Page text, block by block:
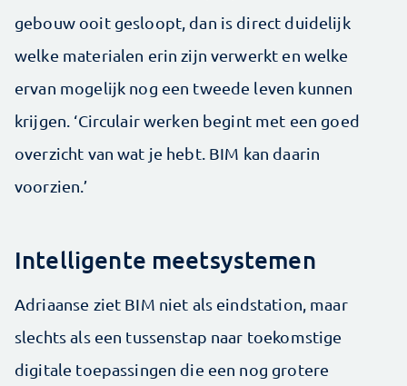
gebouw ooit gesloopt, dan is direct duidelijk
welke materialen erin zijn verwerkt en welke
ervan mogelijk nog een tweede leven kunnen
krijgen. ‘Circulair werken begint met een goed
overzicht van wat je hebt. BIM kan daarin
voorzien.’
Intelligente meetsystemen
Adriaanse ziet BIM niet als eindstation, maar
slechts als een tussenstap naar toekomstige
digitale toepassingen die een nog grotere